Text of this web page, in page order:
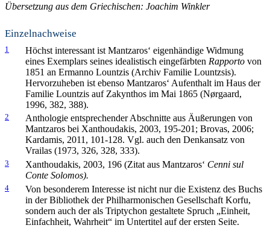
Übersetzung aus dem Griechischen: Joachim Winkler
Einzelnachweise
1
Höchst interessant ist Mantzaros‘ eigenhändige Widmung
eines Exemplars seines idealistisch eingefärbten Rapporto von
1851 an Ermanno Lountzis (Archiv Familie Lountzsis).
Hervorzuheben ist ebenso Mantzaros‘ Aufenthalt im Haus der
Familie Lountzis auf Zakynthos im Mai 1865 (Nørgaard,
1996, 382, 388).
2
Anthologie entsprechender Abschnitte aus Äußerungen von
Mantzaros bei Xanthoudakis, 2003, 195-201; Brovas, 2006;
Kardamis, 2011, 101-128. Vgl. auch den Denkansatz von
Vrailas (1973, 326, 328, 333).
3 Xanthoudakis, 2003, 196 (Zitat aus Mantzaros‘ Cenni sul
Conte Solomos).
4
Von besonderem Interesse ist nicht nur die Existenz des Buchs
in der Bibliothek der Philharmonischen Gesellschaft Korfu,
sondern auch der als Triptychon gestaltete Spruch „Einheit,
Einfachheit, Wahrheit“ im Untertitel auf der ersten Seite.